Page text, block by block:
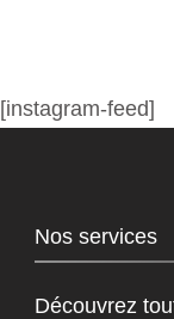
[instagram-feed]
Nos services
Découvrez